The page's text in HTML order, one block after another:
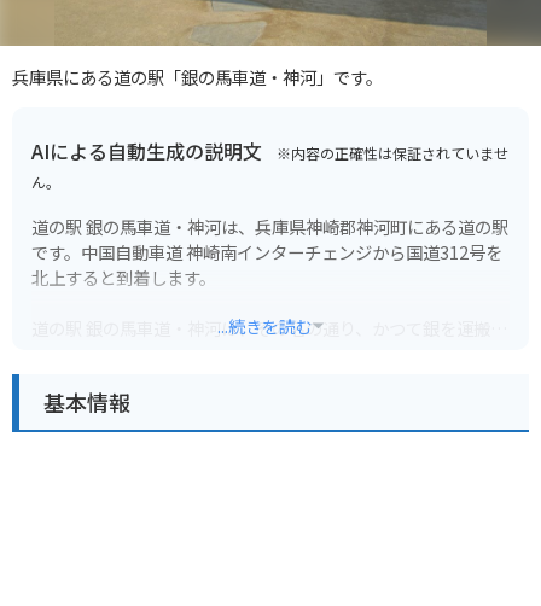
兵庫県にある道の駅「銀の馬車道・神河」です。
AIによる自動生成の説明文 ※内容の正確性は保証されていませ
ん。
道の駅 銀の馬車道・神河は、兵庫県神崎郡神河町にある道の駅
です。中国自動車道 神崎南インターチェンジから国道312号を
北上すると到着します。
道の駅 銀の馬車道・神河は、その名の通り、かつて銀を運搬す
た料理や、特産品を購入することができます。また、観光案内
所では、周辺の観光スポットの情報を入手することができま
...続きを読む
基本情報